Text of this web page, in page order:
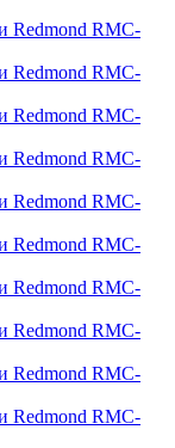
Redmond RMC-
Redmond RMC-
Redmond RMC-
Redmond RMC-
Redmond RMC-
Redmond RMC-
Redmond RMC-
Redmond RMC-
Redmond RMC-
Redmond RMC-